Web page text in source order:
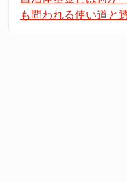
も問われる使い道と